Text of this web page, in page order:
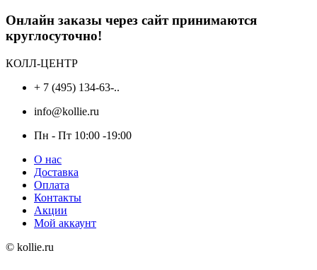
Онлайн заказы через сайт принимаются
круглосуточно!
КОЛЛ-ЦЕНТР
+ 7 (495) 134-63-..
info@kollie.ru
Пн - Пт 10:00 -19:00
О нас
Доставка
Оплата
Контакты
Акции
Мой аккаунт
© kollie.ru